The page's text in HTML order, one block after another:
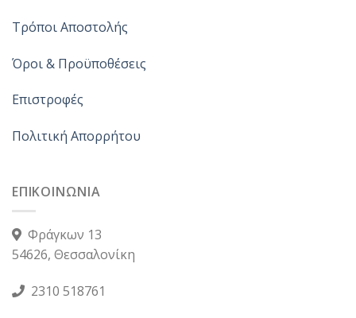
Τρόποι Αποστολής
Όροι & Προϋποθέσεις
Επιστροφές
Πολιτική Απορρήτου
ΕΠΙΚΟΙΝΩΝΙΑ
Φράγκων 13
54626, Θεσσαλονίκη
2310 518761